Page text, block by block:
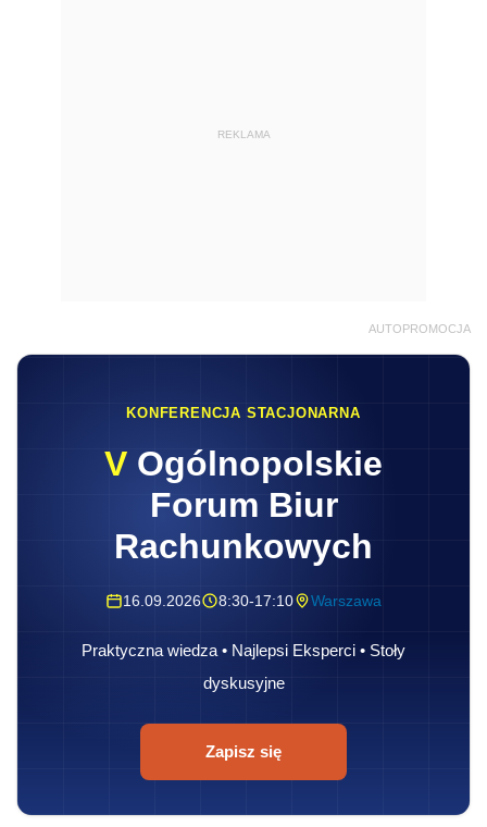
REKLAMA
AUTOPROMOCJA
KONFERENCJA STACJONARNA
V Ogólnopolskie
Forum Biur
Rachunkowych
16.09.2026 8:30-17:10 Warszawa
Praktyczna wiedza • Najlepsi Eksperci • Stoły
dyskusyjne
Zapisz się